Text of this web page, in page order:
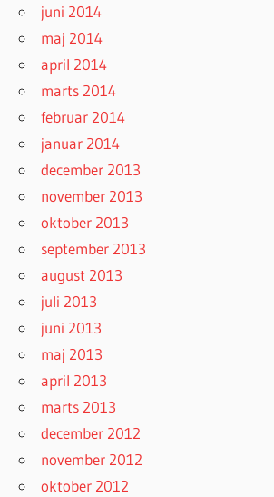
juni 2014
maj 2014
april 2014
marts 2014
februar 2014
januar 2014
december 2013
november 2013
oktober 2013
september 2013
august 2013
juli 2013
juni 2013
maj 2013
april 2013
marts 2013
december 2012
november 2012
oktober 2012